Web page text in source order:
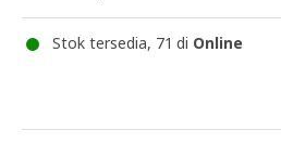
Stok tersedia, 71 di Online